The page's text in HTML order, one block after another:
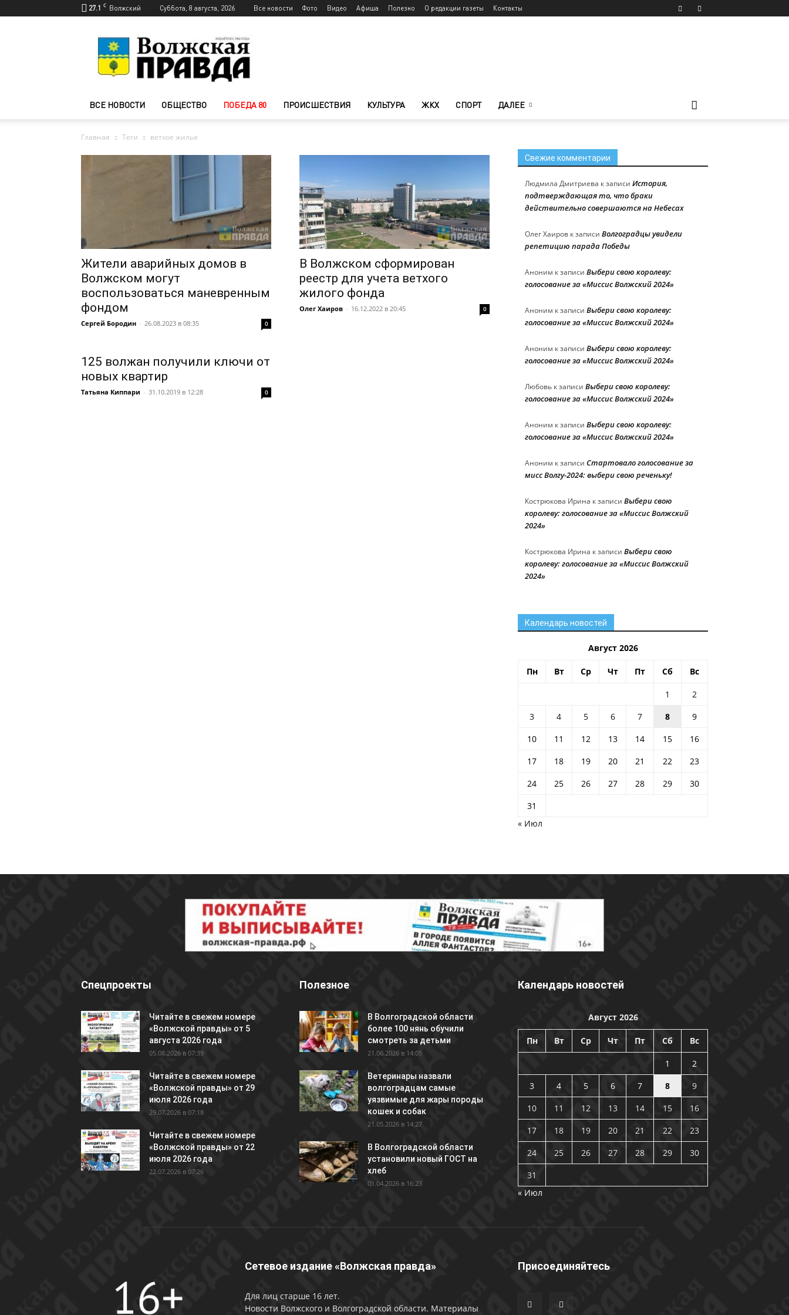
27.1 C Волжский Суббота, 8 августа, 2026 Все новости Фото Видео Афиша Полезно О редакции газеты Контакты
Волжского
—
Волжская
ВСЕ НОВОСТИ ОБЩЕСТВО ПОБЕДА 80 ПРОИСШЕСТВИЯ КУЛЬТУРА ЖКХ СПОРТ ДАЛЕЕ
Главная Теги ветхое жилье
Жители аварийных домов в
Волжском могут
воспользоваться маневренным
фондом
Сергей Бородин - 26.08.2023 в 08:35 0
В Волжском сформирован
реестр для учета ветхого
жилого фонда
Олег Хаиров - 16.12.2022 в 20:45 0
125 волжан получили ключи от
новых квартир
Татьяна Киппари - 31.10.2019 в 12:28 0
Свежие комментарии
Людмила Дмитриева к записи История,
подтверждающая то, что браки
действительно совершаются на Небесах
Олег Хаиров к записи Волгоградцы увидели
репетицию парада Победы
Аноним к записи Выбери свою королеву:
голосование за «Миссис Волжский 2024»
Аноним к записи Выбери свою королеву:
голосование за «Миссис Волжский 2024»
Аноним к записи Выбери свою королеву:
голосование за «Миссис Волжский 2024»
Любовь к записи Выбери свою королеву:
голосование за «Миссис Волжский 2024»
Аноним к записи Выбери свою королеву:
голосование за «Миссис Волжский 2024»
Аноним к записи Стартовало голосование за
мисс Волгу-2024: выбери свою реченьку!
Кострюкова Ирина к записи Выбери свою
королеву: голосование за «Миссис Волжский
2024»
Кострюкова Ирина к записи Выбери свою
королеву: голосование за «Миссис Волжский
2024»
Календарь новостей
Август 2026
Пн Вт Ср Чт Пт Сб Вс
1
2
3
4 5 6 7 8
9
10
11 12 13 14 15
16
17
18 19 20 21 22
23
24
25 26 27 28 29
30
31
« Июл
Спецпроекты
Читайте в свежем номере
«Волжской правды» от 5
августа 2026 года
05.08.2026 в 07:39
Читайте в свежем номере
«Волжской правды» от 29
июля 2026 года
29.07.2026 в 07:18
Читайте в свежем номере
«Волжской правды» от 22
июля 2026 года
22.07.2026 в 07:26
Полезное
В Волгоградской области
более 100 нянь обучили
смотреть за детьми
21.06.2026 в 14:05
Ветеринары назвали
волгоградцам самые
уязвимые для жары породы
кошек и собак
21.05.2026 в 14:27
В Волгоградской области
установили новый ГОСТ на
хлеб
01.04.2026 в 16:23
Календарь новостей
Август 2026
Пн Вт Ср Чт Пт Сб Вс
1
2
3
4 5 6 7 8
9
10
11 12 13 14 15
16
17
18 19 20 21 22
23
24
25 26 27 28 29
30
31
« Июл
Сетевое издание «Волжская правда»
Для лиц старше 16 лет.
Новости Волжского и Волгоградской области. Материалы
Присоединяйтесь